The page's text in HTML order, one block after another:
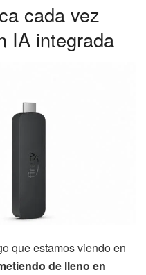
cada vez
IA integrada
que estamos viendo en
de lleno en